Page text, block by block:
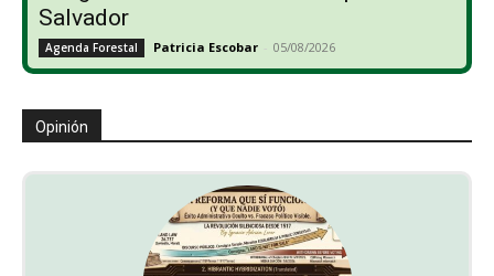
Salvador
Agenda Forestal Patricia Escobar - 05/08/2026
Opinión